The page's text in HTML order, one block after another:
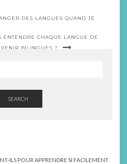
DES LANGUES QUAND JE
ENTENDRE CHAQUE LANGUE DE
BILINGUES ?
SEARCH
ILS POUR APPRENDRE SI FACILEMENT